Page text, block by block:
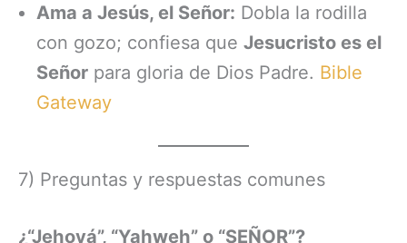
Ama a Jesús, el Señor: Dobla la rodilla
con gozo; confiesa que Jesucristo es el
Señor para gloria de Dios Padre. Bible
Gateway
7) Preguntas y respuestas comunes
¿“Jehová”, “Yahweh” o “SEÑOR”?